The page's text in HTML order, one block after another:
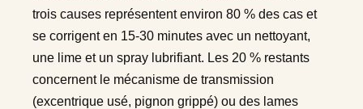
trois causes représentent environ 80 % des cas et
se corrigent en 15-30 minutes avec un nettoyant,
une lime et un spray lubrifiant. Les 20 % restants
concernent le mécanisme de transmission
(excentrique usé, pignon grippé) ou des lames